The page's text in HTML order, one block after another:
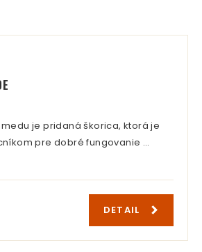
je pridaná škorica, ktorá je
pre dobré fungovanie …
DETAIL